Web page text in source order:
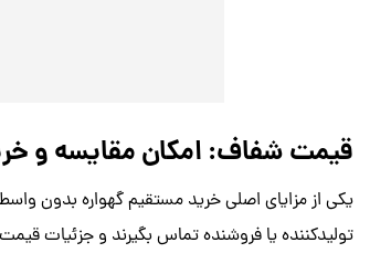
قیمت شفاف: امکان مقایسه و
یکی از مزایای اصلی خرید مستقیم گهواره بدون
تولیدکننده یا فروشنده تماس بگیرند و جزئیات